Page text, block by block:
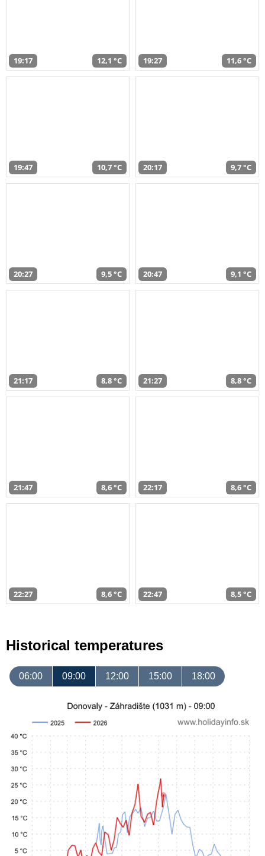
19:17 12,1 °C 19:27 11,6 °C
19:47 10,7 °C 20:17 9,7 °C
20:27 9,5 °C 20:47 9,1 °C
21:17 8,8 °C 21:27 8,8 °C
21:47 8,6 °C 22:17 8,6 °C
22:27 8,6 °C 22:47 8,5 °C
Historical temperatures
06:00 09:00 12:00 15:00 18:00